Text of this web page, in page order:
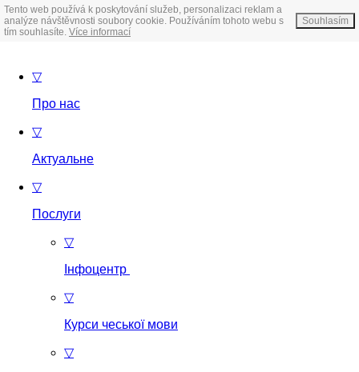
Tento web používá k poskytování služeb, personalizaci reklam a
analýze návštěvnosti soubory cookie. Používáním tohoto webu s
tím souhlasíte. Více informací
Souhlasím
▽
Про нас
▽
Актуальне
▽
Послуги
▽
Інфоцентр
▽
Курси чеської мови
▽